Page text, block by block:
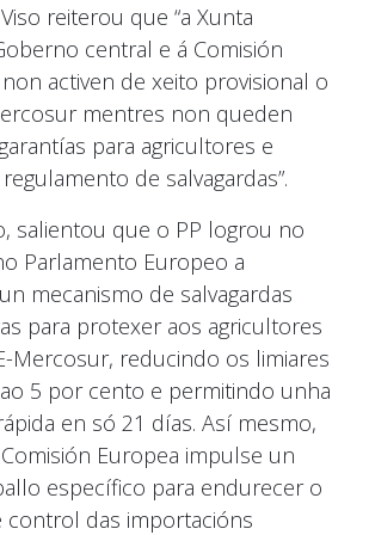
reiterou que “a Xunta
central e á Comisión
activen de xeito provisional o
mentres non queden
para agricultores e
de salvagardas”.
salientou que o PP logrou no
Parlamento Europeo a
mecanismo de salvagardas
para protexer aos agricultores
Mercosur, reducindo os limiares
5 por cento e permitindo unha
en só 21 días. Así mesmo,
Europea impulse un
específico para endurecer o
control das importacións